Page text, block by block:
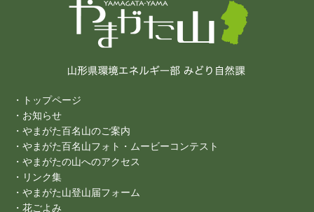
・トップページ
・お知らせ
・やまがた百名山のご案内
・やまがた百名山フォト・ムービーコンテスト
・やまがたの山へのアクセス
・リンク集
・やまがた山登山届フォーム
・花ごよみ